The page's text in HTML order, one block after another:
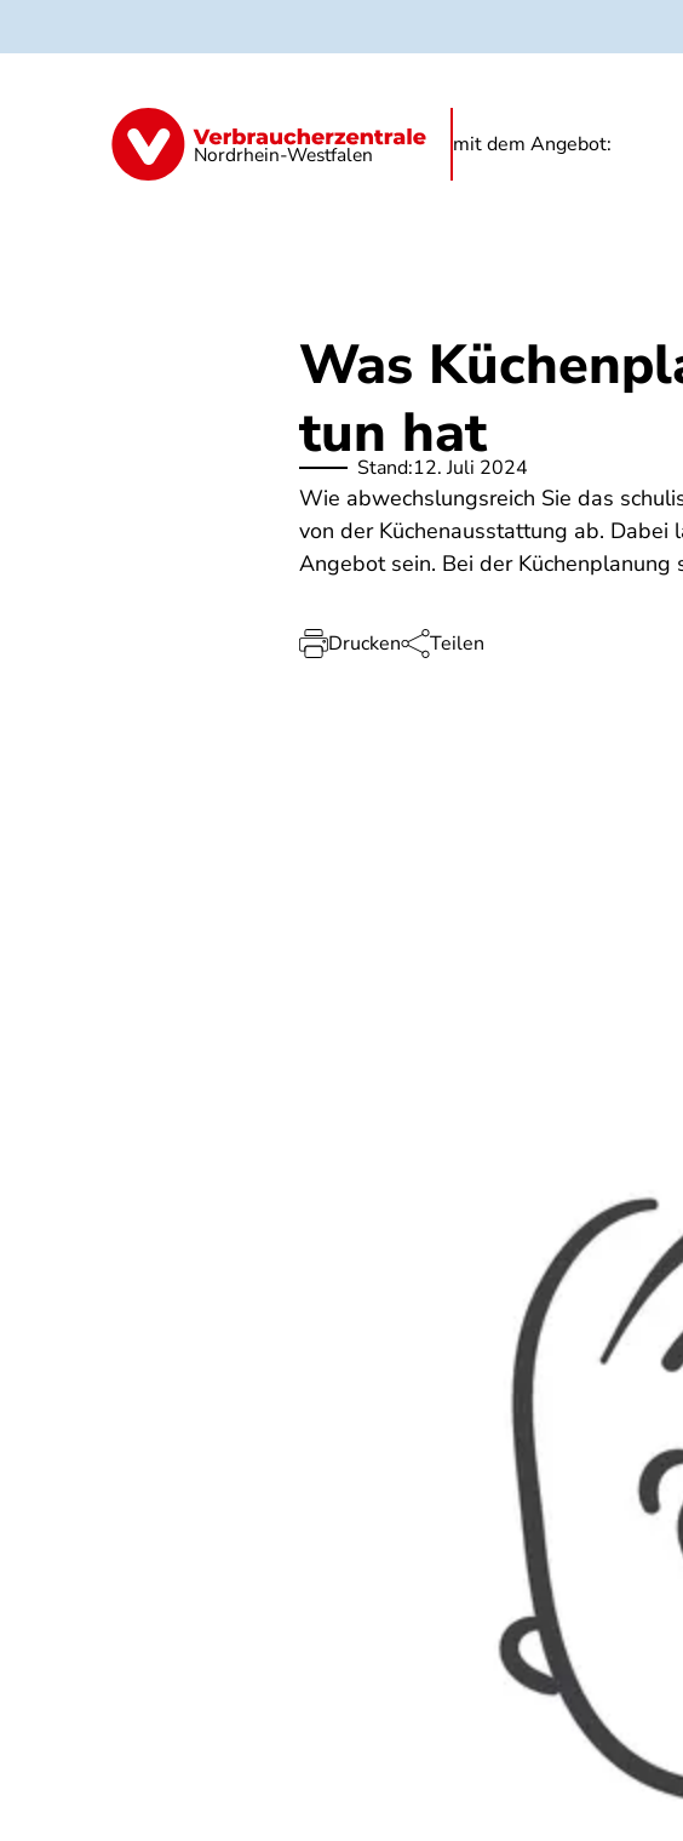
Nordrhein-Westfalen mit dem Angebot:
Kindertagespflege Kita Schule
Was
tun hat
Stand:12. Juli 2024
Wie abwechslungsreich Sie das
von der Küchenausstattung ab.
Angebot sein. Bei der Küchenplanung
Drucken Teilen